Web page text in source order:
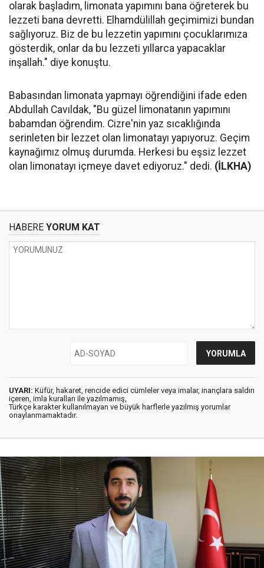
olarak başladım, limonata yapımını bana öğreterek bu
lezzeti bana devretti. Elhamdülillah geçimimizi bundan
sağlıyoruz. Biz de bu lezzetin yapımını çocuklarımıza
gösterdik, onlar da bu lezzeti yıllarca yapacaklar
inşallah." diye konuştu.
Babasından limonata yapmayı öğrendiğini ifade eden
Abdullah Cavıldak, "Bu güzel limonatanın yapımını
babamdan öğrendim. Cizre'nin yaz sıcaklığında
serinleten bir lezzet olan limonatayı yapıyoruz. Geçim
kaynağımız olmuş durumda. Herkesi bu eşsiz lezzet
olan limonatayı içmeye davet ediyoruz." dedi. (İLKHA)
HABERE YORUM KAT
UYARI: Küfür, hakaret, rencide edici cümleler veya imalar, inançlara saldırı
içeren, imla kuralları ile yazılmamış,
Türkçe karakter kullanılmayan ve büyük harflerle yazılmış yorumlar
onaylanmamaktadır.